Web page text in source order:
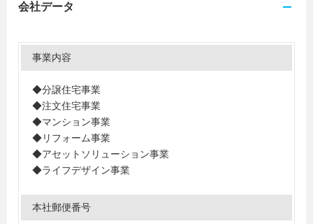
会社データ
事業内容
◆分譲住宅事業
◆注文住宅事業
◆マンション事業
◆リフォーム事業
◆アセットソリューション事業
◆ライフデザイン事業
本社郵便番号